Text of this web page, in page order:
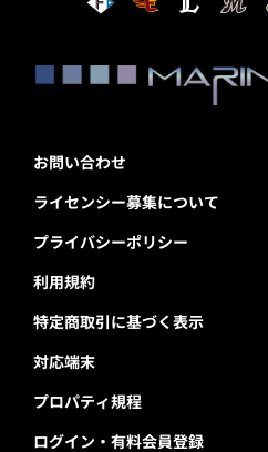
お問い合わせ
ライセンシー募集について
プライバシーポリシー
利用規約
特定商取引に基づく表示
対応端末
プロパティ規程
ログイン・有料会員登録